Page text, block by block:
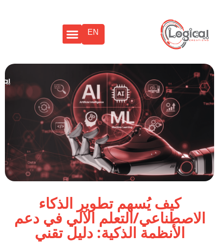
EN
كيف يُسهم تطوير الذكاء
الاصطناعي/التعلم الآلي في دعم
الأنظمة الذكية: دليل تقني